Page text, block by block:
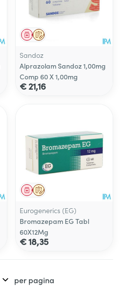
Op voorschrift
Geneesmiddel
Sandoz
Alprazolam Sandoz 1,00mg
Comp 60 X 1,00mg
€ 21,16
Op voorschrift
Geneesmiddel
Eurogenerics (EG)
Bromazepam EG Tabl
60X12Mg
€ 18,35
per pagina